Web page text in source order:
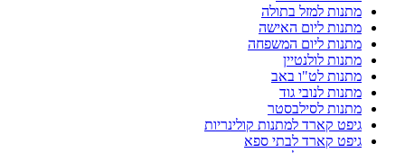
מתנות למזל בתולה
מתנות ליום האישה
מתנות ליום המשפחה
מתנות לולנטיין
מתנות לט"ו באב
מתנות לנובי גוד
מתנות לסילבסטר
גיפט קארד למתנות קולינריות
גיפט קארד לבתי ספא